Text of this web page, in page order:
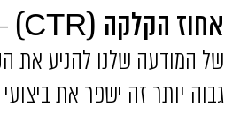
אחוז הקלקה (CTR)
של המודעה שלנו להניע את
גבוה יותר זה ישפר את